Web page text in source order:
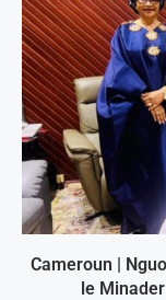
Cameroun |
le